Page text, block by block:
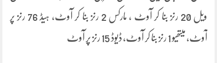
ویل 20 رنز بنا کر آوٹ ، مارکس 2 رنز بنا کر آوٹ، ہیڈ 76 رنز پر
آوٹ، میتھیو 1 رنز بنا کر آوٹ، ڈیوڈ 15 رنز پر آوٹ